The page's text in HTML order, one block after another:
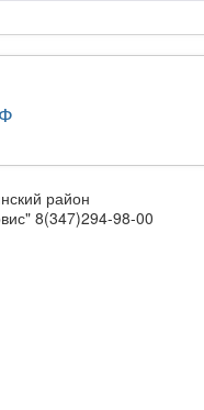
район
8(347)294-98-00